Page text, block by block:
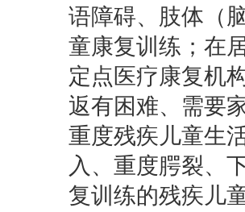
语障碍、肢体（
童康复训练；在
定点医疗康复机
返有困难、需要
重度残疾儿童生
入、重度腭裂、
复训练的残疾儿